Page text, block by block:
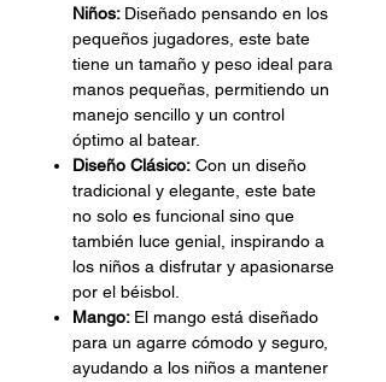
Niños: Diseñado pensando en los
pequeños jugadores, este bate
tiene un tamaño y peso ideal para
manos pequeñas, permitiendo un
manejo sencillo y un control
óptimo al batear.
Diseño Clásico: Con un diseño
tradicional y elegante, este bate
no solo es funcional sino que
también luce genial, inspirando a
los niños a disfrutar y apasionarse
por el béisbol.
Mango: El mango está diseñado
para un agarre cómodo y seguro,
ayudando a los niños a mantener